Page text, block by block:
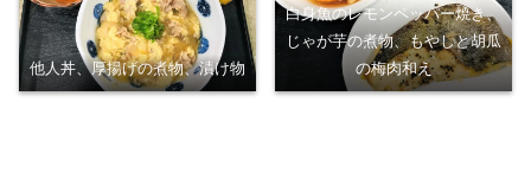
他人丼、厚揚げの煮物、漬け物
白身魚のレモンペッパー焼き、
じゃが芋の煮物、もやしと胡瓜
の梅肉和え